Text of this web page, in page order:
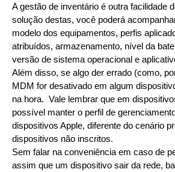
A gestão de inventário é outra facilidade
solução destas, você poderá
modelo dos equipamentos, perfis
atribuídos, armazenamento, nível da
versão de sistema operacional e
Além disso, se algo der errado (como,
MDM for desativado em algum
na hora. Vale lembrar que em
possível manter o perfil de
dispositivos Apple, diferente do cenário
dispositivos não inscritos.
Sem falar na conveniência em caso de
assim que um dispositivo sair da rede,